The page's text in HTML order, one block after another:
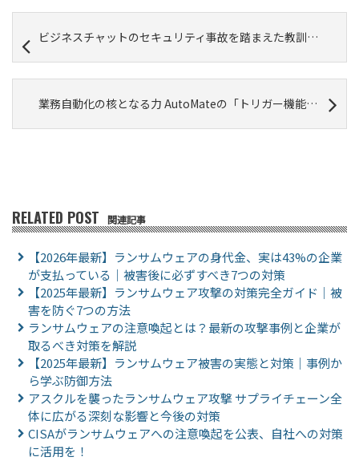
ビジネスチャットのセキュリティ事故を踏まえた教訓と対策② 日本国内の事例
業務自動化の核となる力 AutoMateの「トリガー機能」が切り拓く未来
RELATED POST 関連記事
【2026年最新】ランサムウェアの身代金、実は43%の企業
が支払っている｜被害後に必ずすべき7つの対策
【2025年最新】ランサムウェア攻撃の対策完全ガイド｜被
害を防ぐ7つの方法
ランサムウェアの注意喚起とは？最新の攻撃事例と企業が
取るべき対策を解説
【2025年最新】ランサムウェア被害の実態と対策｜事例か
ら学ぶ防御方法
アスクルを襲ったランサムウェア攻撃 サプライチェーン全
体に広がる深刻な影響と今後の対策
CISAがランサムウェアへの注意喚起を公表、自社への対策
に活用を！